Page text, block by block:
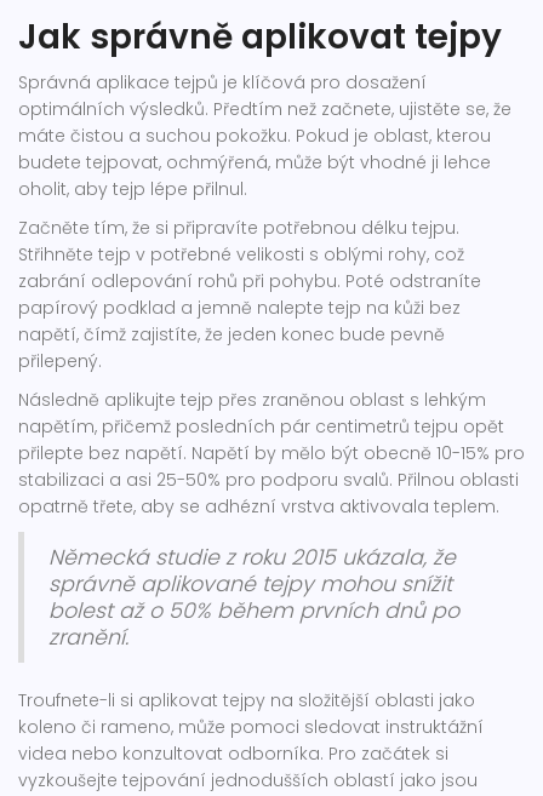
Jak správně aplikovat tejpy
Správná aplikace tejpů je klíčová pro dosažení
optimálních výsledků. Předtím než začnete, ujistěte se, že
máte čistou a suchou pokožku. Pokud je oblast, kterou
budete tejpovat, ochmýřená, může být vhodné ji lehce
oholit, aby tejp lépe přilnul.
Začněte tím, že si připravíte potřebnou délku tejpu.
Střihněte tejp v potřebné velikosti s oblými rohy, což
zabrání odlepování rohů při pohybu. Poté odstraníte
papírový podklad a jemně nalepte tejp na kůži bez
napětí, čímž zajistíte, že jeden konec bude pevně
přilepený.
Následně aplikujte tejp přes zraněnou oblast s lehkým
napětím, přičemž posledních pár centimetrů tejpu opět
přilepte bez napětí. Napětí by mělo být obecně 10-15% pro
stabilizaci a asi 25-50% pro podporu svalů. Přilnou oblasti
opatrně třete, aby se adhézní vrstva aktivovala teplem.
Německá studie z roku 2015 ukázala, že
správně aplikované tejpy mohou snížit
bolest až o 50% během prvních dnů po
zranění.
Troufnete-li si aplikovat tejpy na složitější oblasti jako
koleno či rameno, může pomoci sledovat instruktážní
videa nebo konzultovat odborníka. Pro začátek si
vyzkoušejte tejpování jednodušších oblastí jako jsou